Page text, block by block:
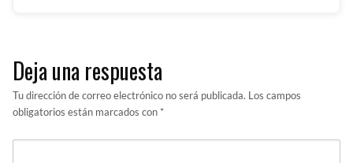
Deja una respuesta
Tu dirección de correo electrónico no será publicada. Los campos
obligatorios están marcados con *